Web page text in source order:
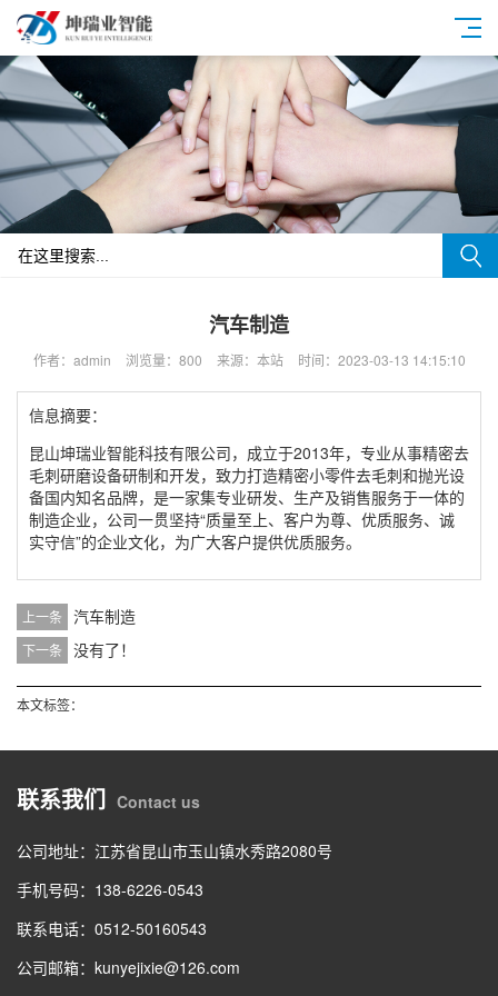
汽车制造
作者：admin 浏览量：800 来源：本站 时间：2023-03-13 14:15:10
信息摘要：
昆山坤瑞业智能科技有限公司，成立于2013年，专业从事精密去
毛刺研磨设备研制和开发，致力打造精密小零件去毛刺和抛光设
备国内知名品牌，是一家集专业研发、生产及销售服务于一体的
制造企业，公司一贯坚持“质量至上、客户为尊、优质服务、诚
实守信”的企业文化，为广大客户提供优质服务。
上一条 汽车制造
下一条 没有了！
本文标签：
联系我们 Contact us
公司地址：江苏省昆山市玉山镇水秀路2080号
手机号码：138-6226-0543
联系电话：0512-50160543
公司邮箱：kunyejixie@126.com